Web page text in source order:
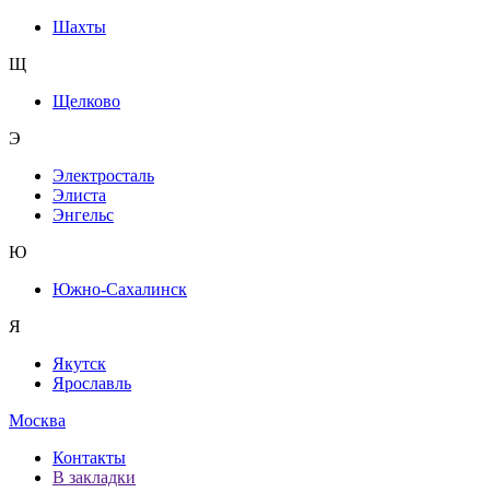
Шахты
Щ
Щелково
Э
Электросталь
Элиста
Энгельс
Ю
Южно-Сахалинск
Я
Якутск
Ярославль
Москва
Контакты
В закладки